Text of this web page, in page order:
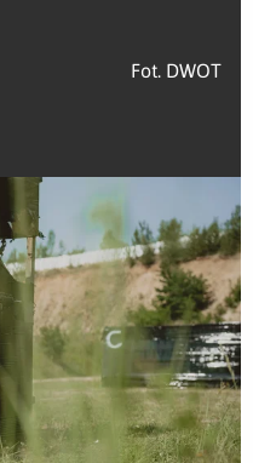
Fot. DWOT